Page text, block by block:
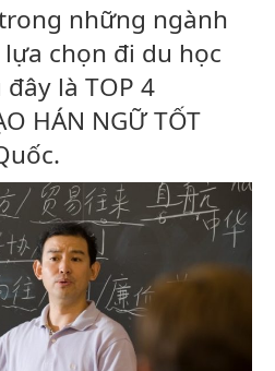
những ngành
chọn đi du học
là TOP 4
HÁN NGỮ TỐT